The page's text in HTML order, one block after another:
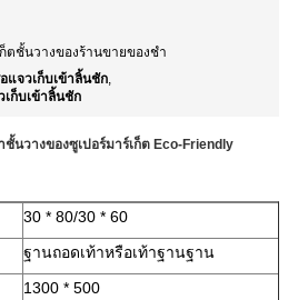
ตชั้นวางของร้านขายของชำ
แจวเก็บเข้าลิ้นชัก,
เก็บเข้าลิ้นชัก
วางของซูเปอร์มาร์เก็ต Eco-Friendly
30 * 80/30 * 60
ฐานถอดเท้าหรือเท้าฐานฐาน
1300 * 500